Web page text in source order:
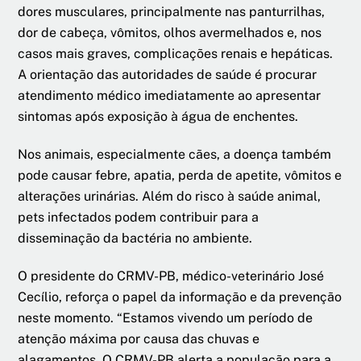
dores musculares, principalmente nas panturrilhas,
dor de cabeça, vômitos, olhos avermelhados e, nos
casos mais graves, complicações renais e hepáticas.
A orientação das autoridades de saúde é procurar
atendimento médico imediatamente ao apresentar
sintomas após exposição à água de enchentes.
Nos animais, especialmente cães, a doença também
pode causar febre, apatia, perda de apetite, vômitos e
alterações urinárias. Além do risco à saúde animal,
pets infectados podem contribuir para a
disseminação da bactéria no ambiente.
O presidente do CRMV-PB, médico-veterinário José
Cecílio, reforça o papel da informação e da prevenção
neste momento. “Estamos vivendo um período de
atenção máxima por causa das chuvas e